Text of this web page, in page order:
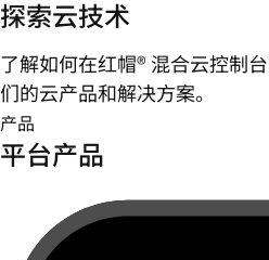
探索云技术
了解如何在红帽® 混合云控制
们的云产品和解决方案。
产品
平台产品